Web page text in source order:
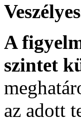
A
szintet
az adott